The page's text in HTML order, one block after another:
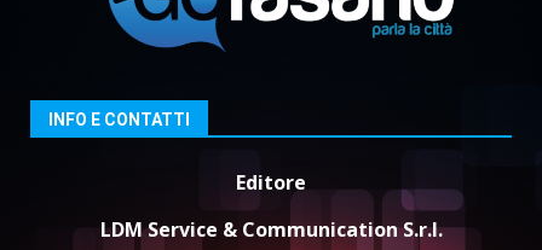
3
Fasanese ferito a colpi di arma
6 Agosto 2026 18:13
Carta d’identità: continua il piano
di aperture straordinarie del
Comune di Fasano
INFO E CONTATTI
Editore
LDM Service & Communication S.r.l.